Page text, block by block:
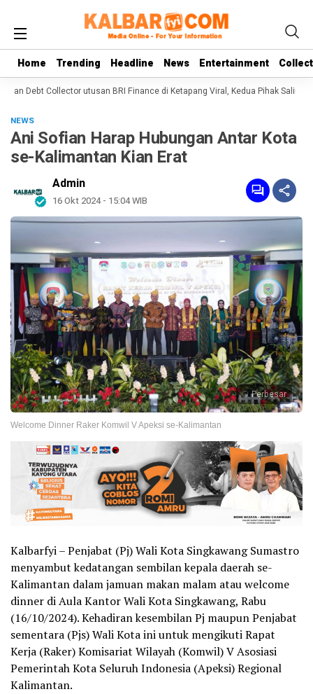
Home Trending Headline News Entertainment
Home Trending Headline News Entertainment
Debt Collector utusan BRI Finance di Ketapang Viral, Kedua Pihak Saling
NEWS
Ani Sofian Harap Hubungan Antar Kota
se-Kalimantan Kian Erat
Admin
16 Okt 2024 - 15:04 WIB
Perbesar
Welcome Dinner Raker Komwil V Apeksi se-Kalimantan
Kalbarfyi – Penjabat (Pj) Wali Kota Singkawang Sumastro
menyambut kedatangan sembilan kepala daerah se-
Kalimantan dalam jamuan makan malam atau welcome
dinner di Aula Kantor Wali Kota Singkawang, Rabu
(16/10/2024). Kehadiran kesembilan Pj maupun Penjabat
sementara (Pjs) Wali Kota ini untuk mengikuti Rapat
Kerja (Raker) Komisariat Wilayah (Komwil) V Asosiasi
Pemerintah Kota Seluruh Indonesia (Apeksi) Regional
Kalimantan.